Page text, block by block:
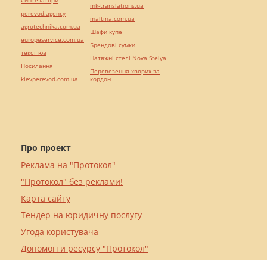
Про проект
Реклама на "Протокол"
"Протокол" без реклами!
Карта сайту
Тендер на юридичну послугу
Угода користувача
Допомогти ресурсу "Протокол"
perevod.agency
agrotechnika.com.ua
europeservice.com.ua
текст юа
Посилання
kievperevod.com.ua
mk-translations.ua
maltina.com.ua
Шафи купе
Брендові сумки
Натяжні стелі Nova Stelya
Перевезення хворих за
кордон